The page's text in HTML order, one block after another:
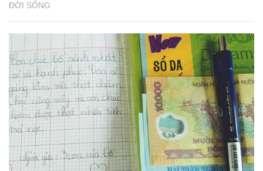
ĐỜI SỐNG